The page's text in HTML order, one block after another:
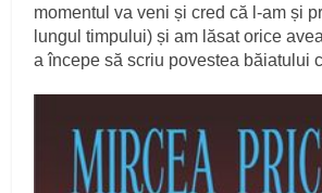
momentul va veni și cred că l-am și
lungul timpului) și am lăsat orice
a începe să scriu povestea băiatului